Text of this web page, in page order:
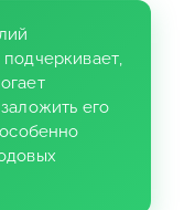
его